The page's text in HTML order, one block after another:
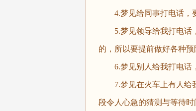
4.梦见给同事打电话，要
5.梦见领导给我打电话，
的，所以要提前做好各种预
6.梦见别人给我打电话，
7.梦见在火车上有人给我
段令人心急的猜测与等待时